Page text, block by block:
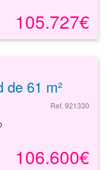
105.727€
de 61 m²
Ref. 921330
106.600€